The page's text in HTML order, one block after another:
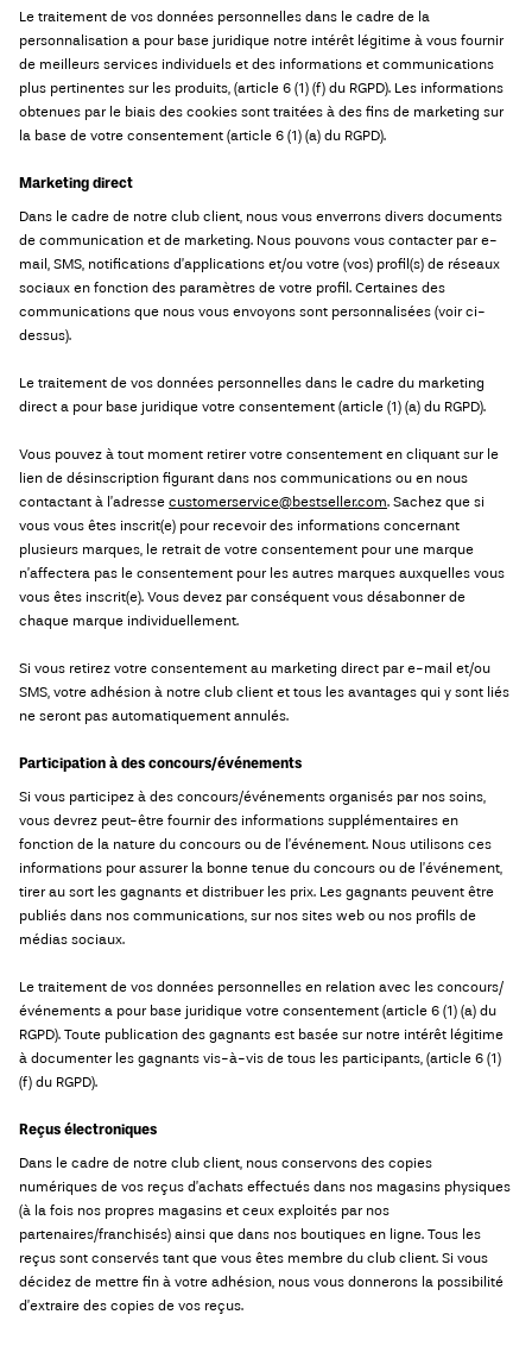
Le traitement de vos données personnelles dans le cadre de la
personnalisation a pour base juridique notre intérêt légitime à vous fournir
de meilleurs services individuels et des informations et communications
plus pertinentes sur les produits, (article 6 (1) (f) du RGPD). Les informations
obtenues par le biais des cookies sont traitées à des fins de marketing sur
la base de votre consentement (article 6 (1) (a) du RGPD).
Marketing direct
Dans le cadre de notre club client, nous vous enverrons divers documents
de communication et de marketing. Nous pouvons vous contacter par e-
mail, SMS, notifications d’applications et/ou votre (vos) profil(s) de réseaux
sociaux en fonction des paramètres de votre profil. Certaines des
communications que nous vous envoyons sont personnalisées (voir ci-
dessus).
Le traitement de vos données personnelles dans le cadre du marketing
direct a pour base juridique votre consentement (article (1) (a) du RGPD).
Vous pouvez à tout moment retirer votre consentement en cliquant sur le
lien de désinscription figurant dans nos communications ou en nous
contactant à l’adresse customerservice@bestseller.com. Sachez que si
vous vous êtes inscrit(e) pour recevoir des informations concernant
plusieurs marques, le retrait de votre consentement pour une marque
n’affectera pas le consentement pour les autres marques auxquelles vous
vous êtes inscrit(e). Vous devez par conséquent vous désabonner de
chaque marque individuellement.
Si vous retirez votre consentement au marketing direct par e-mail et/ou
SMS, votre adhésion à notre club client et tous les avantages qui y sont liés
ne seront pas automatiquement annulés.
Participation à des concours/événements
Si vous participez à des concours/événements organisés par nos soins,
vous devrez peut-être fournir des informations supplémentaires en
fonction de la nature du concours ou de l’événement. Nous utilisons ces
informations pour assurer la bonne tenue du concours ou de l’événement,
tirer au sort les gagnants et distribuer les prix. Les gagnants peuvent être
publiés dans nos communications, sur nos sites web ou nos profils de
médias sociaux.
Le traitement de vos données personnelles en relation avec les concours/
événements a pour base juridique votre consentement (article 6 (1) (a) du
RGPD). Toute publication des gagnants est basée sur notre intérêt légitime
à documenter les gagnants vis-à-vis de tous les participants, (article 6 (1)
(f) du RGPD).
Reçus électroniques
Dans le cadre de notre club client, nous conservons des copies
numériques de vos reçus d’achats effectués dans nos magasins physiques
(à la fois nos propres magasins et ceux exploités par nos
partenaires/franchisés) ainsi que dans nos boutiques en ligne. Tous les
reçus sont conservés tant que vous êtes membre du club client. Si vous
décidez de mettre fin à votre adhésion, nous vous donnerons la possibilité
d’extraire des copies de vos reçus.